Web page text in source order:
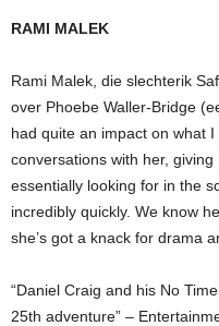
RAMI MALEK
Rami Malek, die slechterik
over Phoebe Waller-Bridge
had quite an impact on what
conversations with her,
essentially looking for in the
incredibly quickly. We know
she’s got a knack for drama
“Daniel Craig and his No
25th adventure” –